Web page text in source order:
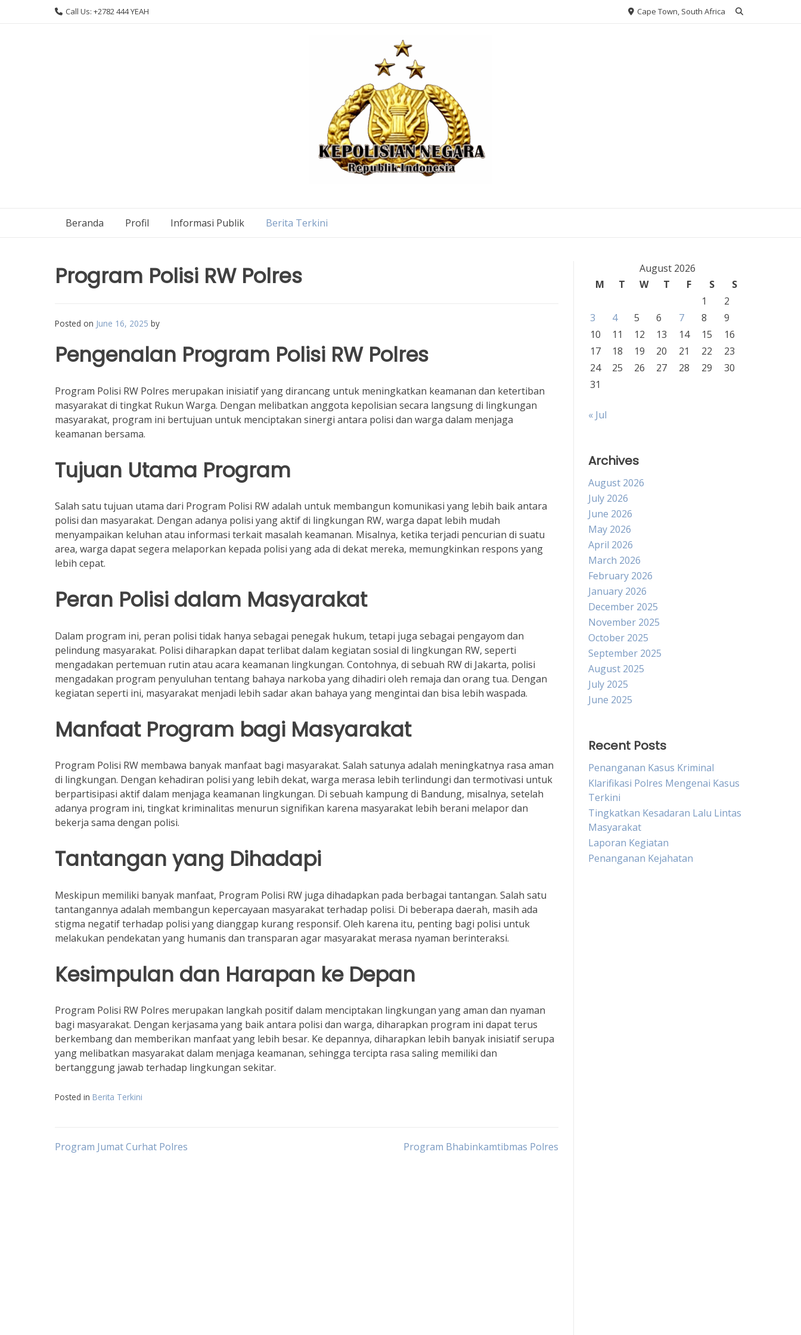
Call Us: +2782 444 YEAH Cape Town, South Africa
Beranda Profil Informasi Publik Berita Terkini
Program Polisi RW Polres
Posted on June 16, 2025 by
Pengenalan Program Polisi RW Polres
Program Polisi RW Polres merupakan inisiatif yang dirancang untuk meningkatkan keamanan dan ketertiban
masyarakat di tingkat Rukun Warga. Dengan melibatkan anggota kepolisian secara langsung di lingkungan
masyarakat, program ini bertujuan untuk menciptakan sinergi antara polisi dan warga dalam menjaga
keamanan bersama.
Tujuan Utama Program
Salah satu tujuan utama dari Program Polisi RW adalah untuk membangun komunikasi yang lebih baik antara
polisi dan masyarakat. Dengan adanya polisi yang aktif di lingkungan RW, warga dapat lebih mudah
menyampaikan keluhan atau informasi terkait masalah keamanan. Misalnya, ketika terjadi pencurian di suatu
area, warga dapat segera melaporkan kepada polisi yang ada di dekat mereka, memungkinkan respons yang
lebih cepat.
Peran Polisi dalam Masyarakat
Dalam program ini, peran polisi tidak hanya sebagai penegak hukum, tetapi juga sebagai pengayom dan
pelindung masyarakat. Polisi diharapkan dapat terlibat dalam kegiatan sosial di lingkungan RW, seperti
mengadakan pertemuan rutin atau acara keamanan lingkungan. Contohnya, di sebuah RW di Jakarta, polisi
mengadakan program penyuluhan tentang bahaya narkoba yang dihadiri oleh remaja dan orang tua. Dengan
kegiatan seperti ini, masyarakat menjadi lebih sadar akan bahaya yang mengintai dan bisa lebih waspada.
Manfaat Program bagi Masyarakat
Program Polisi RW membawa banyak manfaat bagi masyarakat. Salah satunya adalah meningkatnya rasa aman
di lingkungan. Dengan kehadiran polisi yang lebih dekat, warga merasa lebih terlindungi dan termotivasi untuk
berpartisipasi aktif dalam menjaga keamanan lingkungan. Di sebuah kampung di Bandung, misalnya, setelah
adanya program ini, tingkat kriminalitas menurun signifikan karena masyarakat lebih berani melapor dan
bekerja sama dengan polisi.
Tantangan yang Dihadapi
Meskipun memiliki banyak manfaat, Program Polisi RW juga dihadapkan pada berbagai tantangan. Salah satu
tantangannya adalah membangun kepercayaan masyarakat terhadap polisi. Di beberapa daerah, masih ada
stigma negatif terhadap polisi yang dianggap kurang responsif. Oleh karena itu, penting bagi polisi untuk
melakukan pendekatan yang humanis dan transparan agar masyarakat merasa nyaman berinteraksi.
Kesimpulan dan Harapan ke Depan
Program Polisi RW Polres merupakan langkah positif dalam menciptakan lingkungan yang aman dan nyaman
bagi masyarakat. Dengan kerjasama yang baik antara polisi dan warga, diharapkan program ini dapat terus
berkembang dan memberikan manfaat yang lebih besar. Ke depannya, diharapkan lebih banyak inisiatif serupa
yang melibatkan masyarakat dalam menjaga keamanan, sehingga tercipta rasa saling memiliki dan
bertanggung jawab terhadap lingkungan sekitar.
Posted in Berita Terkini
Post
Program Jumat Curhat Polres Program Bhabinkamtibmas Polres
August 2026
M
T W T F S
S
1
2
3
4 5 6 7 8
9
10
11 12 13 14 15
16
17
18 19 20 21 22
23
24
25 26 27 28 29
30
31
« Jul
Archives
August 2026
July 2026
June 2026
May 2026
April 2026
March 2026
February 2026
January 2026
December 2025
November 2025
October 2025
September 2025
August 2025
July 2025
June 2025
Recent Posts
Penanganan Kasus Kriminal
Klarifikasi Polres Mengenai Kasus
Terkini
Tingkatkan Kesadaran Lalu Lintas
Masyarakat
Laporan Kegiatan
Penanganan Kejahatan